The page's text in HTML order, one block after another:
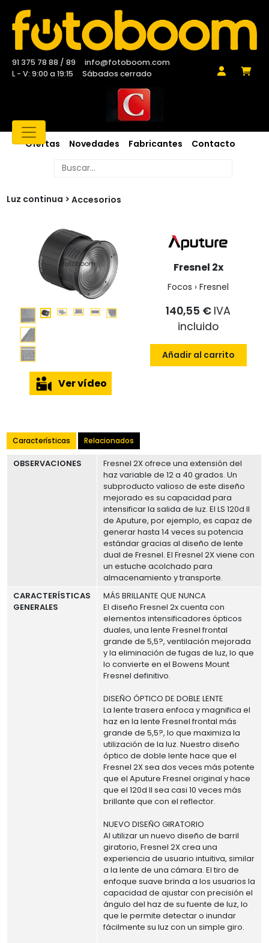
91 375 78 88 / 89
info@fotoboom.com
L - V: 9:00 a 19:15
Sábados cerrado
Ofertas Novedades Fabricantes Contacto
Luz continua Accesorios
Ver vídeo
Fresnel 2x
Focos › Fresnel
140,55 € IVA
incluido
Añadir al carrito
Características Relacionados
OBSERVACIONES
Fresnel 2X ofrece una extensión del
haz variable de 12 a 40 grados. Un
subproducto valioso de este diseño
mejorado es su capacidad para
intensificar la salida de luz. El LS 120d II
de Aputure, por ejemplo, es capaz de
generar hasta 14 veces su potencia
estándar gracias al diseño de lente
dual de Fresnel. El Fresnel 2X viene con
un estuche acolchado para
almacenamiento y transporte.
CARACTERÍSTICAS
GENERALES
MÁS BRILLANTE QUE NUNCA
El diseño Fresnel 2x cuenta con
elementos intensificadores ópticos
duales, una lente Fresnel frontal
grande de 5,5?, ventilación mejorada
y la eliminación de fugas de luz, lo que
lo convierte en el Bowens Mount
Fresnel definitivo.
DISEÑO ÓPTICO DE DOBLE LENTE
La lente trasera enfoca y magnifica el
haz en la lente Fresnel frontal más
grande de 5,5?, lo que maximiza la
utilización de la luz. Nuestro diseño
óptico de doble lente hace que el
Fresnel 2X sea dos veces más potente
que el Aputure Fresnel original y hace
que el 120d II sea casi 10 veces más
brillante que con el reflector.
NUEVO DISEÑO GIRATORIO
Al utilizar un nuevo diseño de barril
giratorio, Fresnel 2X crea una
experiencia de usuario intuitiva, similar
a la lente de una cámara. El tiro de
enfoque suave brinda a los usuarios la
capacidad de ajustar con precisión el
ángulo del haz de su fuente de luz, lo
que le permite detectar o inundar
fácilmente su luz con un simple giro.